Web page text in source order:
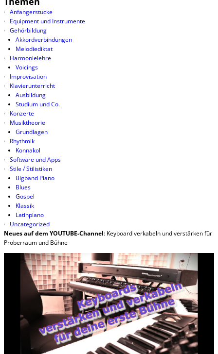
Anfängerstücke
Equipment und Instrumente
Gehörbildung
Akkordverbindungen
Melodiediktat
Harmonielehre
Voicings
Improvisation
Klavierunterricht
Ausbildung
Studium und Co.
Konzerte
Musiktheorie
Grundlagen
Rhythmik
Konnakol
Software und Apps
Stile / Stilistiken
Bigband Piano
Blues
Gospel
Klassik
Latinpiano
Uncategorized
Neues auf dem YOUTUBE-Channel: Keyboard verkabeln und verstärken für
Proberraum und Bühne